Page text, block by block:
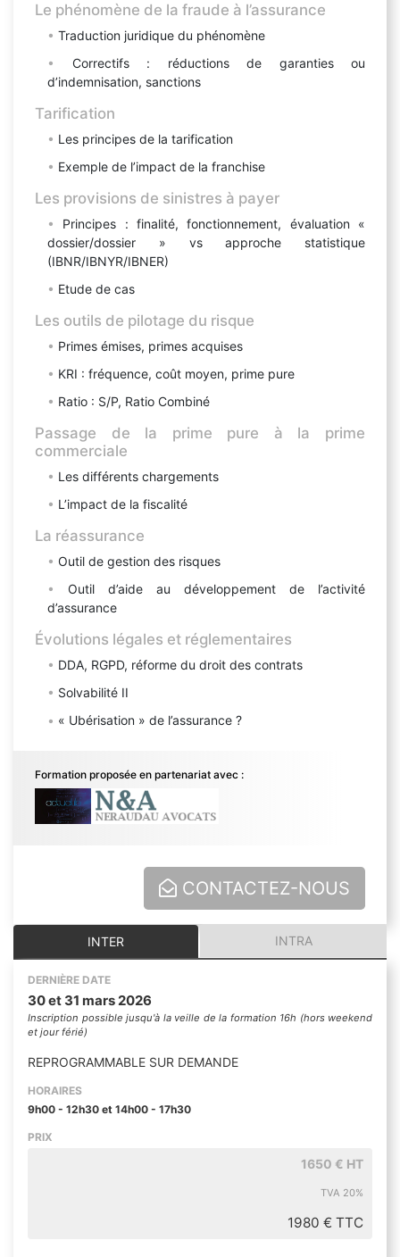
Le phénomène de la fraude à l’assurance
Traduction juridique du phénomène
Correctifs : réductions de garanties ou
d’indemnisation, sanctions
Tarification
Les principes de la tarification
Exemple de l’impact de la franchise
Les provisions de sinistres à payer
Principes : finalité, fonctionnement, évaluation «
dossier/dossier » vs approche statistique
(IBNR/IBNYR/IBNER)
Etude de cas
Les outils de pilotage du risque
Primes émises, primes acquises
KRI : fréquence, coût moyen, prime pure
Ratio : S/P, Ratio Combiné
Passage de la prime pure à la prime
commerciale
Les différents chargements
L’impact de la fiscalité
La réassurance
Outil de gestion des risques
Outil d’aide au développement de l’activité
d’assurance
Évolutions légales et réglementaires
DDA, RGPD, réforme du droit des contrats
Solvabilité II
« Ubérisation » de l’assurance ?
Formation proposée en partenariat avec :
CONTACTEZ-NOUS
INTER INTRA
DERNIÈRE DATE
30 et 31 mars 2026
Inscription possible jusqu'à la veille de la formation 16h (hors weekend
et jour férié)
REPROGRAMMABLE SUR DEMANDE
HORAIRES
9h00 - 12h30 et 14h00 - 17h30
PRIX
1650 € HT
TVA 20%
1980 € TTC